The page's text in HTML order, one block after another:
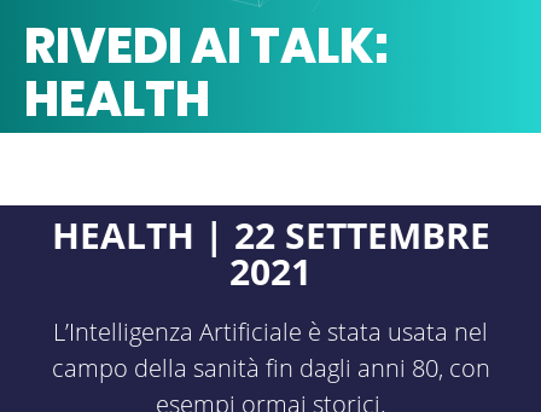
RIVEDI AI TALK:
HEALTH
HEALTH | 22 SETTEMBRE
2021
L’Intelligenza Artificiale è stata usata nel
campo della sanità fin dagli anni 80, con
esempi ormai storici.